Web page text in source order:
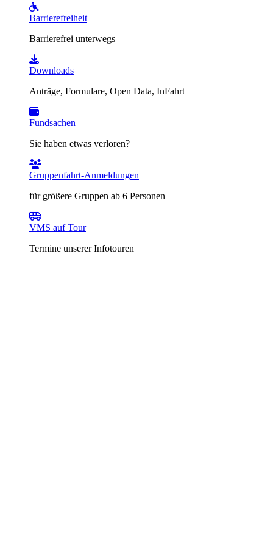
Barrierefreiheit
Barrierefrei unterwegs
Downloads
Anträge, Formulare, Open Data, InFahrt
Fundsachen
Sie haben etwas verloren?
Gruppenfahrt-Anmeldungen
für größere Gruppen ab 6 Personen
VMS auf Tour
Termine unserer Infotouren